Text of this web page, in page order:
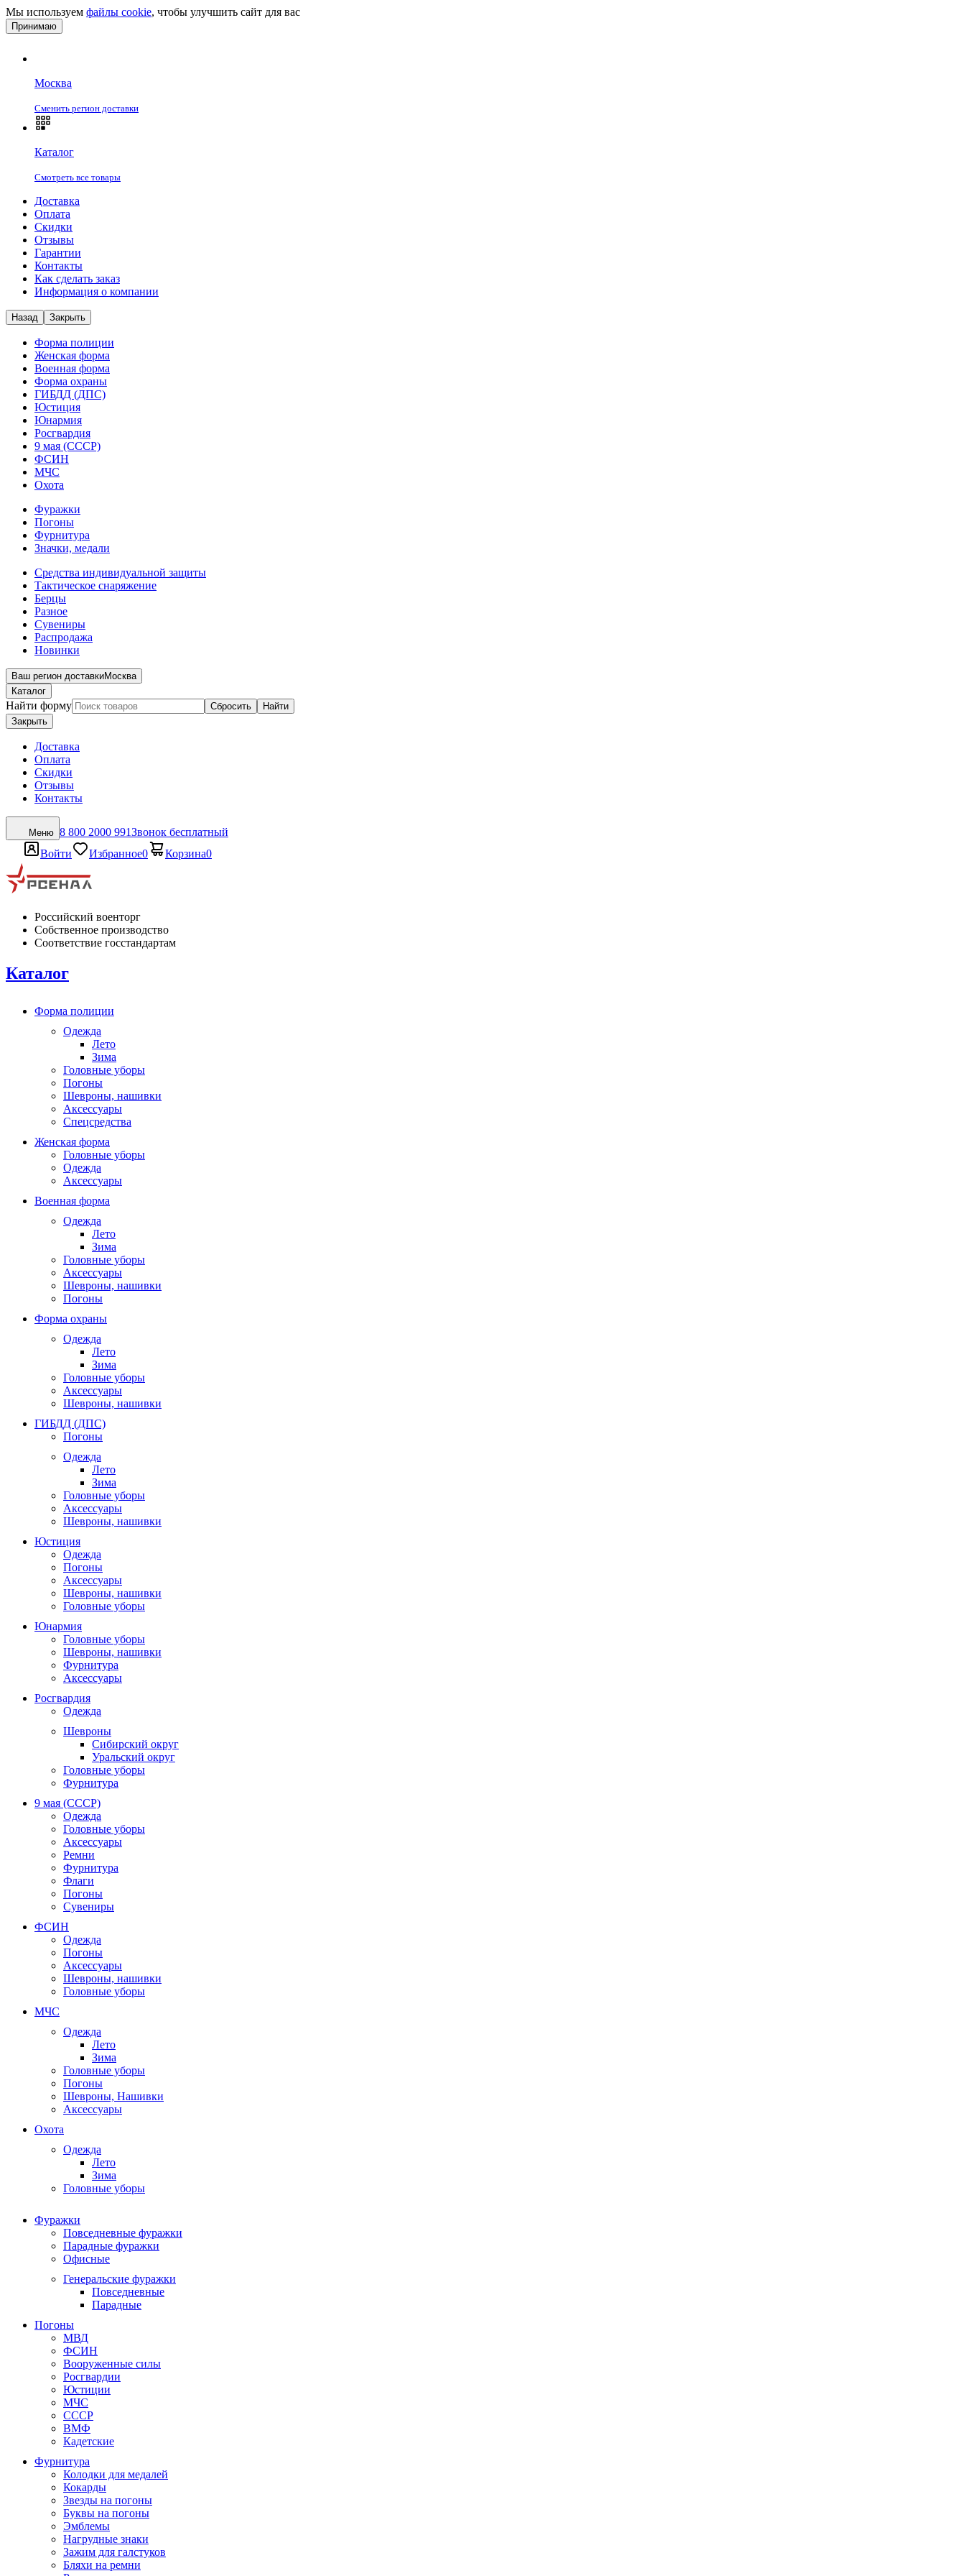
Мы используем файлы cookie, чтобы улучшить сайт для вас
Принимаю
Москва
Сменить регион доставки
Каталог
Смотреть все товары
Доставка
Оплата
Скидки
Отзывы
Гарантии
Контакты
Как сделать заказ
Информация о компании
Назад Закрыть
Форма полиции
Женская форма
Военная форма
Форма охраны
ГИБДД (ДПС)
Юстиция
Юнармия
Росгвардия
9 мая (СССР)
ФСИН
МЧС
Охота
Фуражки
Погоны
Фурнитура
Значки, медали
Средства индивидуальной защиты
Тактическое снаряжение
Берцы
Разное
Сувениры
Распродажа
Новинки
Ваш регион доставкиМосква
Каталог
Найти форму Сбросить
Найти
Закрыть
Доставка
Оплата
Скидки
Отзывы
Контакты
Меню 8 800 2000 991Звонок бесплатный
Войти
Избранное0 Корзина0
Российский военторг
Собственное производство
Соответствие госстандартам
Каталог
Форма полиции
Одежда
Лето
Зима
Головные уборы
Погоны
Шевроны, нашивки
Аксессуары
Спецсредства
Женская форма
Головные уборы
Одежда
Аксессуары
Военная форма
Одежда
Лето
Зима
Головные уборы
Аксессуары
Шевроны, нашивки
Погоны
Форма охраны
Одежда
Лето
Зима
Головные уборы
Аксессуары
Шевроны, нашивки
ГИБДД (ДПС)
Погоны
Одежда
Лето
Зима
Головные уборы
Аксессуары
Шевроны, нашивки
Юстиция
Одежда
Погоны
Аксессуары
Шевроны, нашивки
Головные уборы
Юнармия
Головные уборы
Шевроны, нашивки
Фурнитура
Аксессуары
Росгвардия
Одежда
Шевроны
Сибирский округ
Уральский округ
Головные уборы
Фурнитура
9 мая (СССР)
Одежда
Головные уборы
Аксессуары
Ремни
Фурнитура
Флаги
Погоны
Сувениры
ФСИН
Одежда
Погоны
Аксессуары
Шевроны, нашивки
Головные уборы
МЧС
Одежда
Лето
Зима
Головные уборы
Погоны
Шевроны, Нашивки
Аксессуары
Охота
Одежда
Лето
Зима
Головные уборы
Фуражки
Повседневные фуражки
Парадные фуражки
Офисные
Генеральские фуражки
Повседневные
Парадные
Погоны
МВД
ФСИН
Вооруженные силы
Росгвардии
Юстиции
МЧС
СССР
ВМФ
Кадетские
Фурнитура
Колодки для медалей
Кокарды
Звезды на погоны
Буквы на погоны
Эмблемы
Нагрудные знаки
Зажим для галстуков
Бляхи на ремни